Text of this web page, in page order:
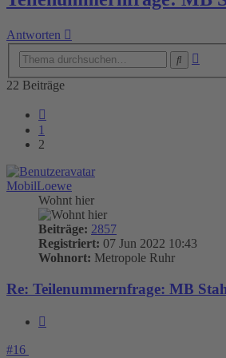
Antworten
22 Beiträge
1
2
MobilLoewe
Wohnt hier
Beiträge: 2857
Registriert: 07 Jun 2022 10:43
Wohnort: Metropole Ruhr
Re: Teilenummernfrage: MB
#16